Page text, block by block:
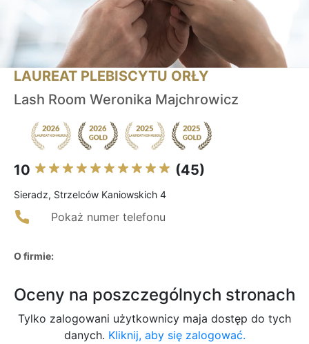
LAUREAT PLEBISCYTU ORŁY
Lash Room Weronika Majchrowicz
10 (45)
Sieradz, Strzelców Kaniowskich 4
Pokaż numer telefonu
O firmie:
Oceny na poszczególnych stronach
Tylko zalogowani użytkownicy maja dostęp do tych
danych. Kliknij, aby się zalogować.